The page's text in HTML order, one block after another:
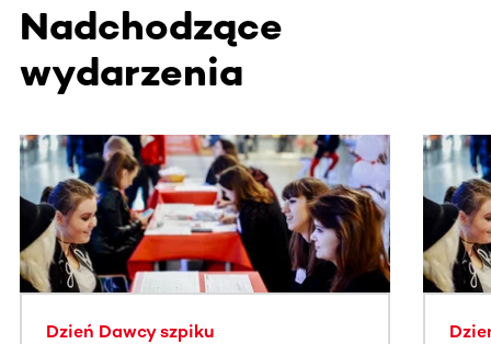
Nadchodzące
wydarzenia
Ta sekcja zawiera treści przewijane w poziomie. Użyj
Dzień Dawcy szpiku